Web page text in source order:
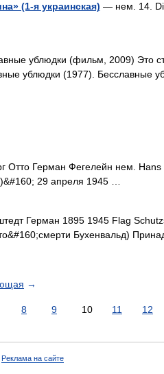
(1-я украинская) — нем. 14.
ублюдки (фильм, 2009) Это
ублюдки (1977). Бесславные
Отто Герман Фегелейн нем.
29 апреля 1945 …
Герман 1895 1945 Flag
Бухенвальд)
→
8 9 10 11 12
Реклама на сайте